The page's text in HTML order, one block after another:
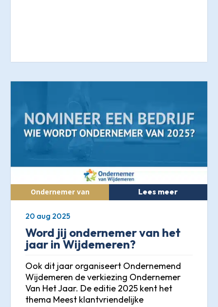
Word jij ondernemer van het
jaar in Wijdemeren?
Ook dit jaar organiseert Ondernemend
Wijdemeren de verkiezing Ondernemer
Van Het Jaar. De editie 2025 kent het
thema Meest klantvriendelijke
Lees meer
20 aug 2025